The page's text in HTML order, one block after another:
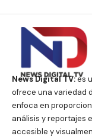
News Digital TV:es
ofrece una variedad
enfoca en
análisis y reportajes
accesible y